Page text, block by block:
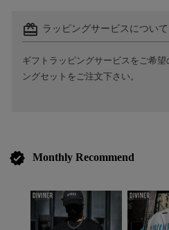
card_giftcard ラッピングサービスについて
ギフトラッピングサービスをご希
ングセットをご注文下さい。
verified Monthly Recommend